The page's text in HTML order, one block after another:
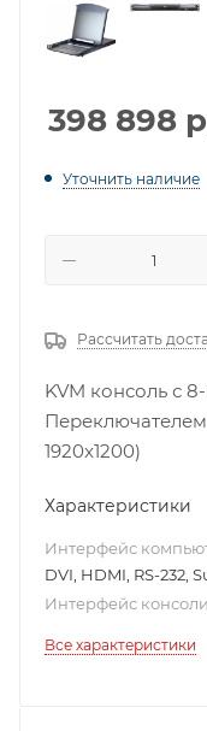
398 898
Уточнить наличие
Рассчитать
KVM консоль с
Переключателем
1920x1200)
Характеристики
Интерфейс
DVI, HDMI, RS-232,
Интерфейс консоли
Все характеристики